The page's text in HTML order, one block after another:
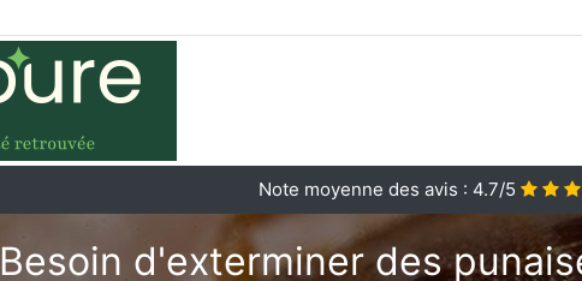
Note moyenne des avis : 4.7/5
Besoin d'exterminer des